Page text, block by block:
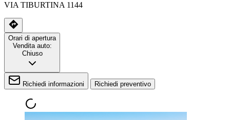
VIA TIBURTINA 1144
Orari di apertura
Vendita auto:
Chiuso
Richiedi informazioni Richiedi preventivo